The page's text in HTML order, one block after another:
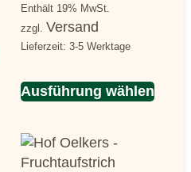
Enthält 19% MwSt.
zzgl. Versand
Lieferzeit: 3-5 Werktage
Ausführung wählen